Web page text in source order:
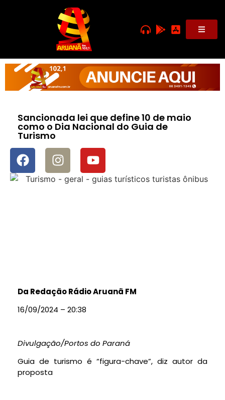
Sancionada lei que define 10 de maio
como o Dia Nacional do Guia de
Turismo
Da Redação Rádio Aruanã FM
16/09/2024 – 20:38
Divulgação/Portos do Paraná
Guia de turismo é “figura-chave”, diz autor da
proposta